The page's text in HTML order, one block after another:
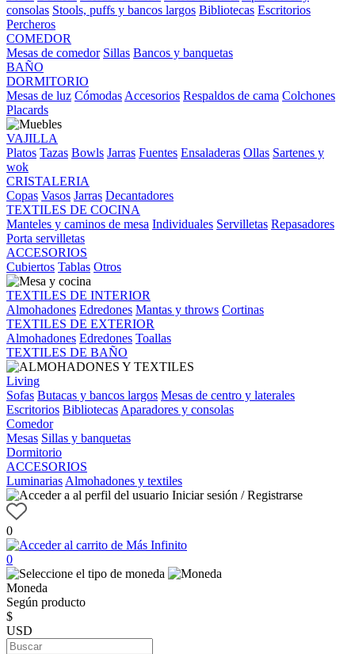
consolas Stools, puffs y bancos largos Bibliotecas Escritorios
Percheros
COMEDOR
Mesas de comedor Sillas Bancos y banquetas
BAÑO
DORMITORIO
Mesas de luz Cómodas Accesorios Respaldos de cama Colchones
Placards
VAJILLA
Platos Tazas Bowls Jarras Fuentes Ensaladeras Ollas Sartenes y
wok
CRISTALERIA
Copas Vasos Jarras Decantadores
TEXTILES DE COCINA
Manteles y caminos de mesa Individuales Servilletas Repasadores
Porta servilletas
ACCESORIOS
Cubiertos Tablas Otros
TEXTILES DE INTERIOR
Almohadones Edredones Mantas y throws Cortinas
TEXTILES DE EXTERIOR
Almohadones Edredones Toallas
TEXTILES DE BAÑO
Living
Sofas Butacas y bancos largos Mesas de centro y laterales
Escritorios Bibliotecas Aparadores y consolas
Comedor
Mesas Sillas y banquetas
Dormitorio
ACCESORIOS
Luminarias Almohadones y textiles
Iniciar sesión / Registrarse
0
0
Moneda
Según producto
$
USD